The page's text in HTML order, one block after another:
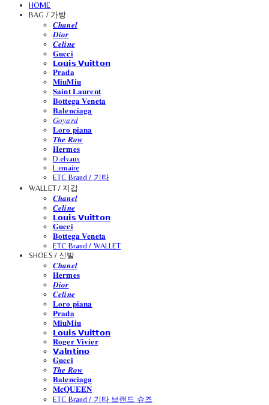
HOME
BAG / 가방
𝑪𝒉𝒂𝒏𝒆𝒍
𝑫𝒊𝒐𝒓
𝑪𝒆𝒍𝒊𝒏𝒆
𝐆𝐮𝐜𝐜𝐢
𝗟𝗼𝘂𝗶𝘀 𝗩𝘂𝗶𝘁𝘁𝗼𝗻
𝐏𝐫𝐚𝐝𝐚
𝐌𝐢𝐮𝐌𝐢𝐮
𝐒𝐚𝐢𝐧𝐭 𝐋𝐚𝐮𝐫𝐞𝐧𝐭
𝐁𝐨𝐭𝐭𝐞𝐠𝐚 𝐕𝐞𝐧𝐞𝐭𝐚
𝐁𝐚𝐥𝐞𝐧𝐜𝐢𝐚𝐠𝐚
𝐺𝑜𝑦𝑎𝑟𝑑
𝐋𝐨𝐫𝐨 𝐩𝐢𝐚𝐧𝐚
𝑻𝒉𝒆 𝑹𝒐𝒘
𝐇𝐞𝐫𝐦𝐞𝐬
D.elvaux
L.emaire
ETC Brand / 기타
WALLET / 지갑
𝑪𝒉𝒂𝒏𝒆𝒍
𝑪𝒆𝒍𝒊𝒏𝒆
𝗟𝗼𝘂𝗶𝘀 𝗩𝘂𝗶𝘁𝘁𝗼𝗻
𝐆𝐮𝐜𝐜𝐢
𝐁𝐨𝐭𝐭𝐞𝐠𝐚 𝐕𝐞𝐧𝐞𝐭𝐚
ETC Brand / WALLET
SHOES / 신발
𝑪𝒉𝒂𝒏𝒆𝒍
𝐇𝐞𝐫𝐦𝐞𝐬
𝑫𝒊𝒐𝒓
𝑪𝒆𝒍𝒊𝒏𝒆
𝐋𝐨𝐫𝐨 𝐩𝐢𝐚𝐧𝐚
𝐏𝐫𝐚𝐝𝐚
𝐌𝐢𝐮𝐌𝐢𝐮
𝗟𝗼𝘂𝗶𝘀 𝗩𝘂𝗶𝘁𝘁𝗼𝗻
𝐑𝐨𝐠𝐞𝐫 𝐕𝐢𝐯𝐢𝐞𝐫
𝗩𝗮𝗹𝗻𝘁𝗶𝗻𝗼
𝐆𝐮𝐜𝐜𝐢
𝑻𝒉𝒆 𝑹𝒐𝒘
𝐁𝐚𝐥𝐞𝐧𝐜𝐢𝐚𝐠𝐚
𝐌𝐜𝐐𝐔𝐄𝐄𝐍
ETC Brand / 기타 브랜드 슈즈